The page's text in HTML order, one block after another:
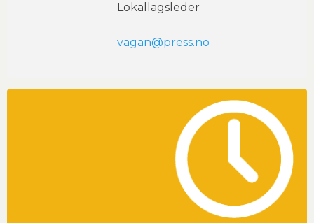
Lokallagsleder
vagan@press.no